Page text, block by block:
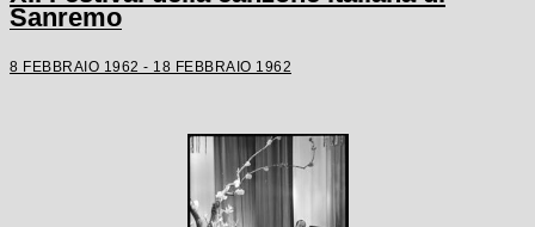
Sanremo
8 FEBBRAIO 1962 - 18 FEBBRAIO 1962